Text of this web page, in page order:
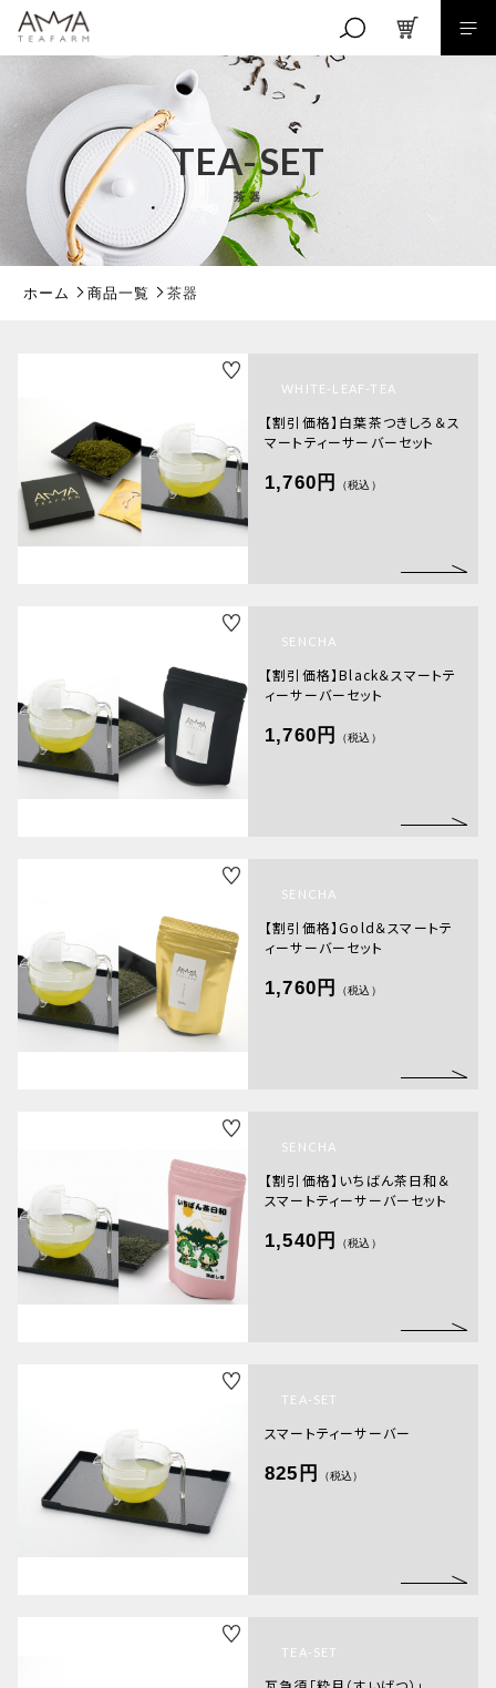
RANKING
商品ランキング
SALE
PRODUCTS
CHECKED PRODUCTS
最近チェックした商品
ORDER HISTORY
TOPICS
お知らせ
BLOG
TEA-SET
茶器
ホーム 商品一覧 茶器
WHITE-LEAF-TEA
【割引価格】白葉茶つきしろ＆ス
マートティーサーバーセット
1,760円 （税込）
SENCHA
【割引価格】Black＆スマートテ
ィーサーバーセット
1,760円 （税込）
SENCHA
【割引価格】Gold＆スマートテ
ィーサーバーセット
1,760円 （税込）
SENCHA
【割引価格】いちばん茶日和＆
スマートティーサーバーセット
1,540円 （税込）
TEA-SET
スマートティーサーバー
825円 （税込）
TEA-SET
キーワード検索
こだわり検索
親カテゴリ
価格帯
～